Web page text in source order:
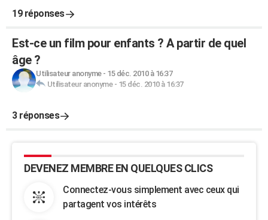
19 réponses
Est-ce un film pour enfants ? A partir de quel
âge ?
Utilisateur anonyme- 15 déc. 2010 à 16:37
Utilisateur anonyme- 15 déc. 2010 à 16:37
3 réponses
DEVENEZ MEMBRE EN QUELQUES CLICS
Connectez-vous simplement avec ceux qui
partagent vos intérêts